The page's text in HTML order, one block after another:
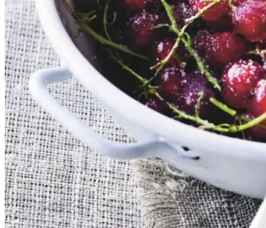
Sommermad
De rødlige bær er en sand
sommerklassiker. De har en frisk
og syrlig smag, som når de koges
op med sukker, udgør et dejligt
tilbehør til søde sager. De kan
serveres både til is, en kage eller
bare med letpisket flødeskum eller
skyr rørt lind med lidt mælk.